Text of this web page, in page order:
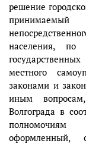
решение
населения, по
местного
законами и
иным
Волгограда в
полномочиям
оформленный,